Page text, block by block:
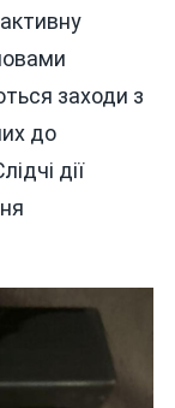
заходи з
до
дії